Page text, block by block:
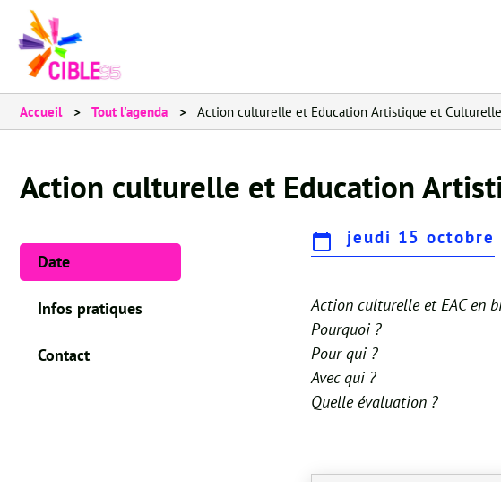
Accueil Tout l'agenda Action culturelle et Education Artistique et
Action culturelle et Education
Date
Infos pratiques
Contact
jeudi 15 octobre
Action culturelle et EAC en
Pourquoi ?
Pour qui ?
Avec qui ?
Quelle évaluation ?